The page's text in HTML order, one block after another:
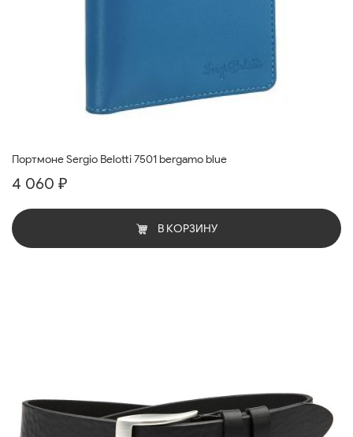
Портмоне Sergio Belotti 7501 bergamo blue
4 060 ₽
В КОРЗИНУ